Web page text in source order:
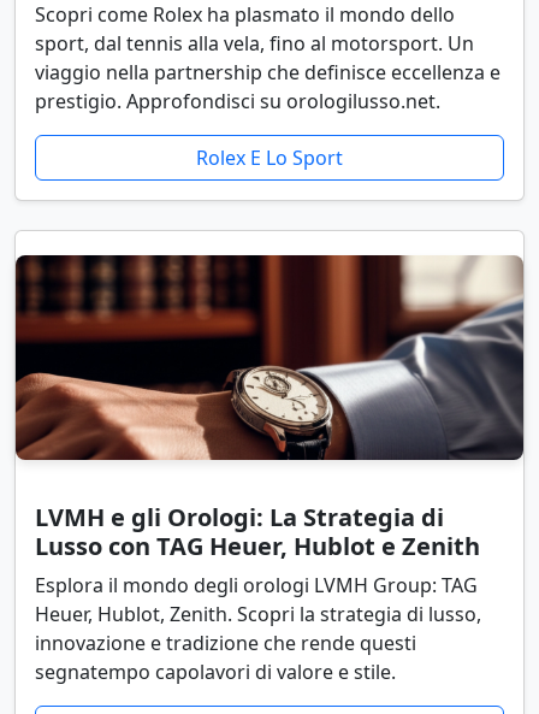
Scopri come Rolex ha plasmato il mondo dello
sport, dal tennis alla vela, fino al motorsport. Un
viaggio nella partnership che definisce eccellenza e
prestigio. Approfondisci su orologilusso.net.
Rolex E Lo Sport
LVMH e gli Orologi: La Strategia di
Lusso con TAG Heuer, Hublot e Zenith
Esplora il mondo degli orologi LVMH Group: TAG
Heuer, Hublot, Zenith. Scopri la strategia di lusso,
innovazione e tradizione che rende questi
segnatempo capolavori di valore e stile.